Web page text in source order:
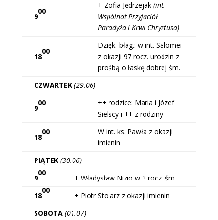
9
00
+ Zofia Jędrzejak (int.
Wspólnot Przyjaciół
Paradyża i Krwi Chrystusa)
18
00
Dzięk.-błag.: w int. Salomei
z okazji 97 rocz. urodzin z
prośbą o łaskę dobrej śm.
CZWARTEK (29.06)
9
00
++ rodzice: Maria i Józef
Sielscy i ++ z rodziny
18
00
W int. ks. Pawła z okazji
imienin
PIĄTEK (30.06)
9
00
+ Władysław Nizio w 3 rocz. śm.
18
00
+ Piotr Stolarz z okazji imienin
SOBOTA (01.07)